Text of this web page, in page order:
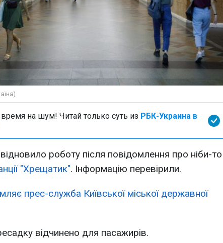
время на шум! Читай только суть из РБК-Украина в
роботу після повідомлення про ніби-то
"Хрещатик". Інформацію перевірили.
прес-служба Київської міської державної
відчинено для пасажирів.